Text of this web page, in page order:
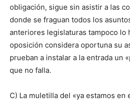
obligación, sigue sin asistir a las
donde se fraguan todos los
anteriores legislaturas tampoco lo
oposición considera oportuna su
prueban a instalar a la entrada un
que no falla.
C) La muletilla del «ya estamos en